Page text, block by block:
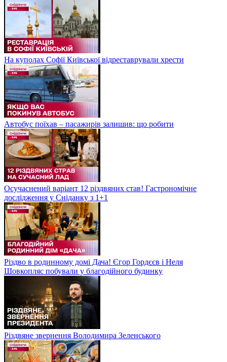
На куполах Софії Київської відреставрували хрести
Автобус поїхав – пасажирів залишив: що робити
Осучаснений варіант 12 різдвяних став! Гастрономічне
дослідження у Сніданку з 1+1
Різдво в родинному домі Дача! Єгор Гордєєв і Неля
Шовкопляс побували у благодійного будинку
Різдвяне звернення Володимира Зеленського